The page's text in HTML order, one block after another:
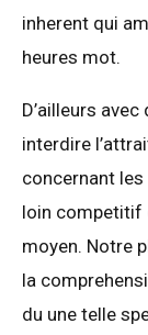
inherent qui
heures mot.
D’ailleurs
interdire
concernant
loin competitif
moyen. Notre
la
du une telle